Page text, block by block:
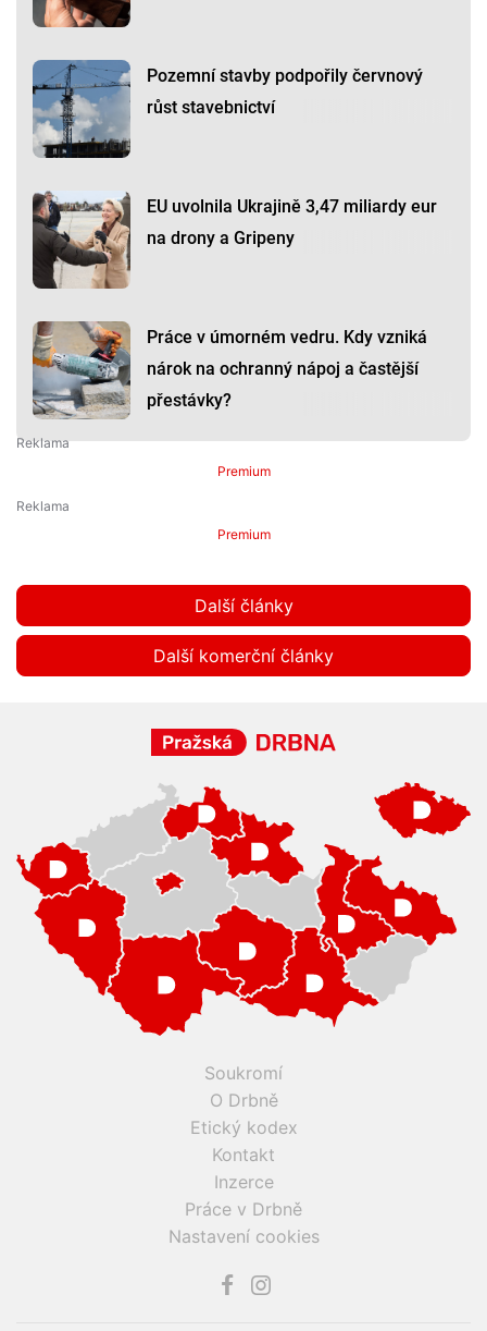
Pozemní stavby podpořily červnový
růst stavebnictví
EU uvolnila Ukrajině 3,47 miliardy eur
na drony a Gripeny
Práce v úmorném vedru. Kdy vzniká
nárok na ochranný nápoj a častější
přestávky?
Premium
Premium
Další články
Další komerční články
Soukromí
O Drbně
Etický kodex
Kontakt
Inzerce
Práce v Drbně
Nastavení cookies